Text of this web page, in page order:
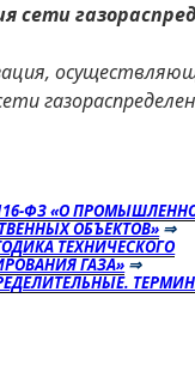
сети
ФЗ «О
ОБЪЕКТОВ»⇒
ТЕХНИЧЕСКОГО
ГАЗА»⇒